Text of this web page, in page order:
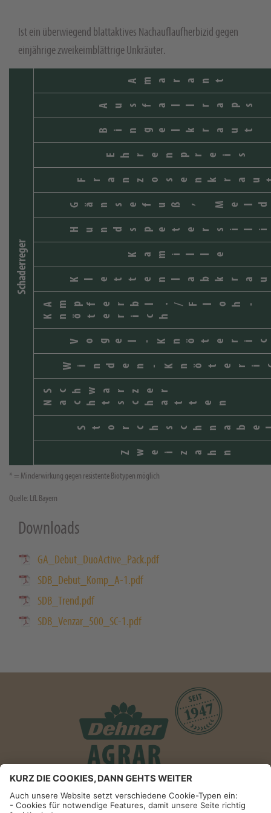
Ist ein überwiegend blattaktives Nachauflaufherbizid gegen
einjährige zweikeimblättrige Unkräuter.
Schaderreger
Zweizahn
Schwarzer
Nachtschatten
Winden-
Vogel-
Ampferbl./Floh-
Knöterich
Kamille
Gänsefuß,
Ehrenpreis
Bingelkraut
Ausfallraps
Amarant
* = Minderwirkung gegen resistente Biotypen möglich
Quelle: LfL Bayern
Downloads
GA_Debut_DuoActive_Pack.pdf
SDB_Debut_Komp_A-1.pdf
SDB_Trend.pdf
SDB_Venzar_500_SC-1.pdf